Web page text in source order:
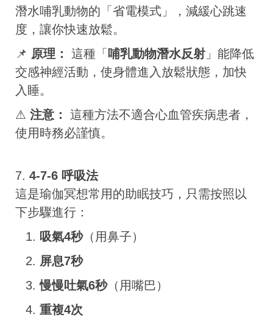
潛水哺乳動物的「省電模式」，減緩心跳速
度，讓你快速放鬆。
📌 原理： 這種「 哺乳動物潛水反射 」能降低
交感神經活動，使身體進入放鬆狀態，加快
入睡。
⚠ 注意：
這種方法不適合心血管疾病患者，
使用時務必謹慎。
7. 4-7-6 呼吸法
這是瑜伽冥想常用的助眠技巧，只需按照以
下步驟進行：
吸氣4秒（用鼻子）
屏息7秒
慢慢吐氣6秒（用嘴巴）
重複4次